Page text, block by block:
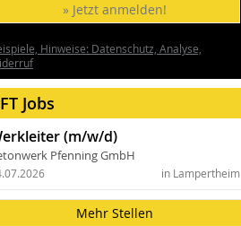
» Jetzt anmelden!
Hinweise: Datenschutz, Analyse,
Jobs
(m/w/d)
Pfenning GmbH
in Lampertheim
Mehr Stellen